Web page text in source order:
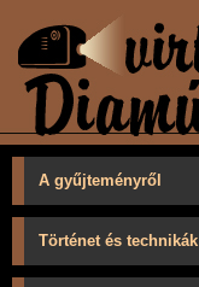
A gyűjteményről
Történet és technikák